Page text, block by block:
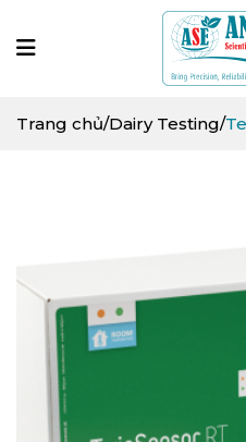
Trang chủ/Dairy Testing/